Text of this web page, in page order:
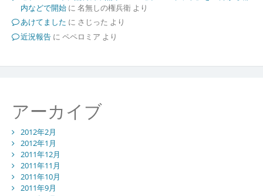
内などで開始に 名無しの権兵衛より
あけてました に さじった より
近況報告に ペペロミア より
アーカイブ
2012年2月
2012年1月
2011年12月
2011年11月
2011年10月
2011年9月